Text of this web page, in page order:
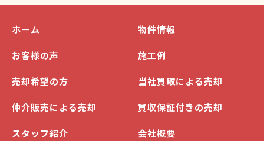
ホーム 物件情報
お客様の声 施工例
売却希望の方 当社買取による売却
仲介販売による売却 買収保証付きの売却
スタッフ紹介 会社概要